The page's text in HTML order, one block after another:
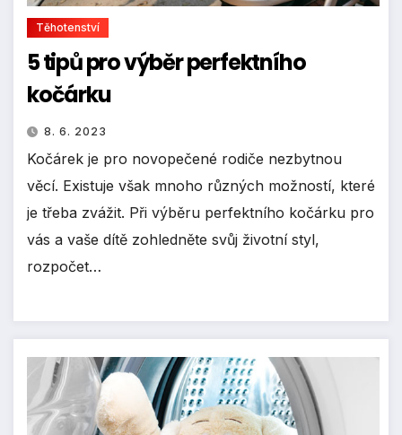
Těhotenství
5 tipů pro výběr perfektního
kočárku
8. 6. 2023
Kočárek je pro novopečené rodiče nezbytnou
věcí. Existuje však mnoho různých možností, které
je třeba zvážit. Při výběru perfektního kočárku pro
vás a vaše dítě zohledněte svůj životní styl,
rozpočet…